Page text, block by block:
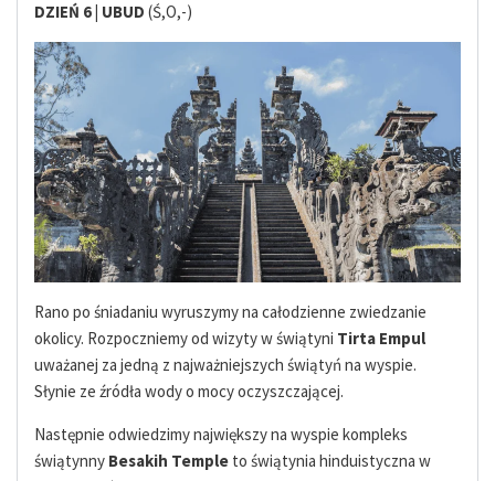
DZIEŃ 6 | UBUD (Ś,O,-)
Rano po śniadaniu wyruszymy na całodzienne zwiedzanie
okolicy. Rozpoczniemy od wizyty w świątyni Tirta Empul
uważanej za jedną z najważniejszych świątyń na wyspie.
Słynie ze źródła wody o mocy oczyszczającej.
Następnie odwiedzimy największy na wyspie kompleks
świątynny Besakih Temple to świątynia hinduistyczna w